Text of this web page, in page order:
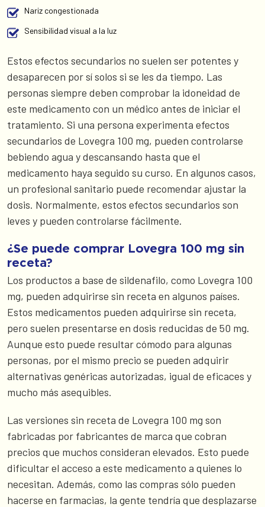
Nariz congestionada
Sensibilidad visual a la luz
Estos efectos secundarios no suelen ser potentes y
desaparecen por sí solos si se les da tiempo. Las
personas siempre deben comprobar la idoneidad de
este medicamento con un médico antes de iniciar el
tratamiento. Si una persona experimenta efectos
secundarios de Lovegra 100 mg, pueden controlarse
bebiendo agua y descansando hasta que el
medicamento haya seguido su curso. En algunos casos,
un profesional sanitario puede recomendar ajustar la
dosis. Normalmente, estos efectos secundarios son
leves y pueden controlarse fácilmente.
¿Se puede comprar Lovegra 100 mg sin
receta?
Los productos a base de sildenafilo, como Lovegra 100
mg, pueden adquirirse sin receta en algunos países.
Estos medicamentos pueden adquirirse sin receta,
pero suelen presentarse en dosis reducidas de 50 mg.
Aunque esto puede resultar cómodo para algunas
personas, por el mismo precio se pueden adquirir
alternativas genéricas autorizadas, igual de eficaces y
mucho más asequibles.
Las versiones sin receta de Lovegra 100 mg son
fabricadas por fabricantes de marca que cobran
precios que muchos consideran elevados. Esto puede
dificultar el acceso a este medicamento a quienes lo
necesitan. Además, como las compras sólo pueden
hacerse en farmacias, la gente tendría que desplazarse